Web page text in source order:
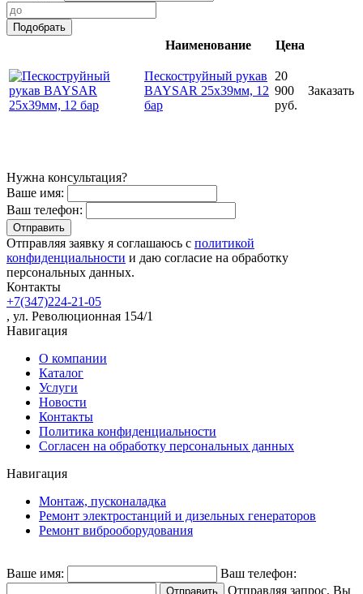
Наименование Цена
Пескоструйный рукав
BAYSAR 25х39мм, 12
бар
20
900
руб.
Заказать
Нужна консультация?
Ваше имя:
Ваш телефон:
Отправляя заявку я соглашаюсь с политикой
конфиденциальности и даю согласие на обработку
персональных данных.
Контакты
+7(347)224-21-05
, ул. Революционная 154/1
Навигация
О компании
Каталог
Услуги
Новости
Контакты
Политика конфиденциальности
Согласен на обработку персональных данных
Навигация
Монтаж, пусконаладка
Ремонт электростанций и дизельных генераторов
Ремонт виброоборудования
Ваше имя:
Ваш телефон:
Отправляя запрос, Вы